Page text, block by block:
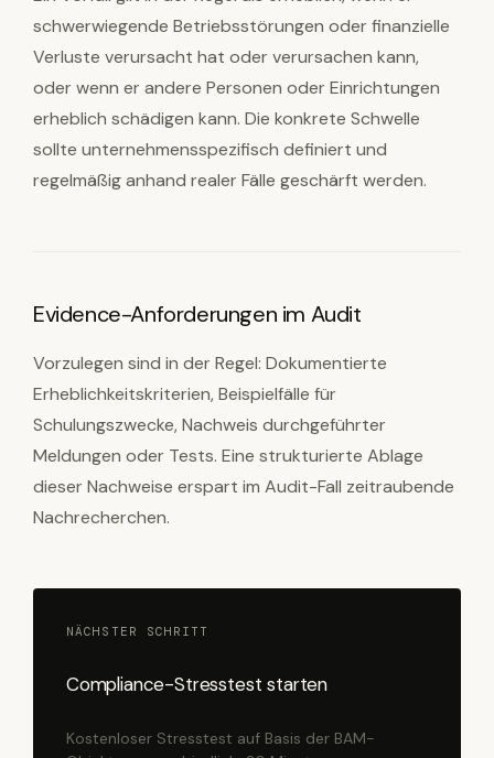
schwerwiegende Betriebsstörungen oder finanzielle
Verluste verursacht hat oder verursachen kann,
oder wenn er andere Personen oder Einrichtungen
erheblich schädigen kann. Die konkrete Schwelle
sollte unternehmensspezifisch definiert und
regelmäßig anhand realer Fälle geschärft werden.
Evidence-Anforderungen im Audit
Vorzulegen sind in der Regel: Dokumentierte
Erheblichkeitskriterien, Beispielfälle für
Schulungszwecke, Nachweis durchgeführter
Meldungen oder Tests. Eine strukturierte Ablage
dieser Nachweise erspart im Audit-Fall zeitraubende
Nachrecherchen.
NÄCHSTER SCHRITT
Compliance-Stresstest starten
Kostenloser Stresstest auf Basis der BAM-